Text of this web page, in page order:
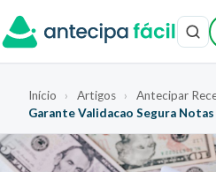
Início › Artigos › Antecipar
Garante Validacao Segura Notas